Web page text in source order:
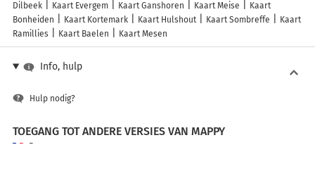
Dilbeek
Kaart Evergem Kaart Ganshoren Kaart Meise
Kaart
Bonheiden
Kaart Kortemark Kaart Hulshout Kaart Sombreffe
Kaart
Ramillies
Kaart Baelen Kaart Mesen
Info, hulp
Hulp nodig?
TOEGANG TOT ANDERE VERSIES VAN MAPPY
France